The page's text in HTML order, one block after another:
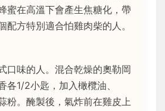
蜜在高溫下會產生焦糖化，帶
配方特別適合怕雞肉柴的人。
口味的人。混合乾燥的奧勒岡
各1/2小匙，加入橄欖油、
粉。醃製後，氣炸前在雞皮上